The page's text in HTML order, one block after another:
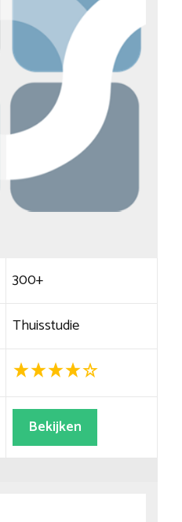
300+
Thuisstudie
Bekijken